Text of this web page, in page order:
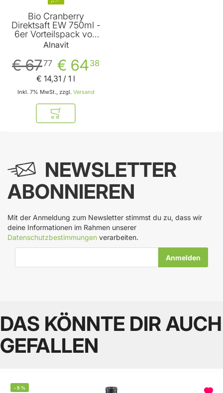
Bio Cranberry
Direktsaft EW 750ml -
6er Vorteilspack von
Alnavit
Alnavit
€ 6438
€ 6777
Inkl. 7% MwSt., zzgl. Versand
€ 14,31 / 1 l
In den Warenkorb
NEWSLETTER
ABONNIEREN
Mit der Anmeldung zum Newsletter stimmst du zu, dass wir
deine Informationen im Rahmen unserer
Datenschutzbestimmungen verarbeiten.
DAS KÖNNTE DIR AUCH
GEFALLEN
-5 %